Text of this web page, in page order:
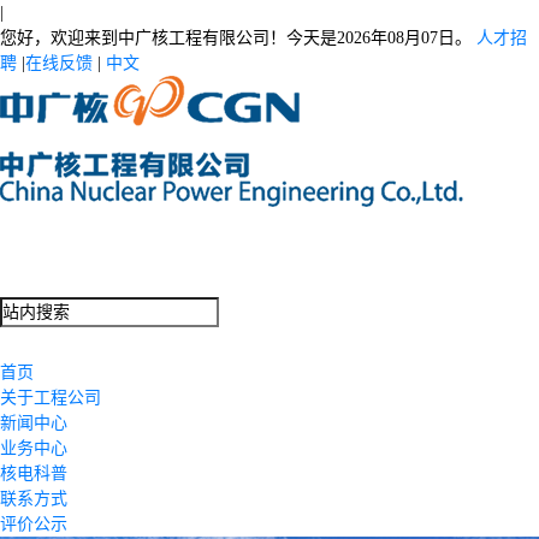
您好，欢迎来到中广核工程有限公司！今天是2026年08月07日。
人才招
聘 在线反馈 中文
首页
关于工程公司
新闻中心
业务中心
核电科普
联系方式
评价公示